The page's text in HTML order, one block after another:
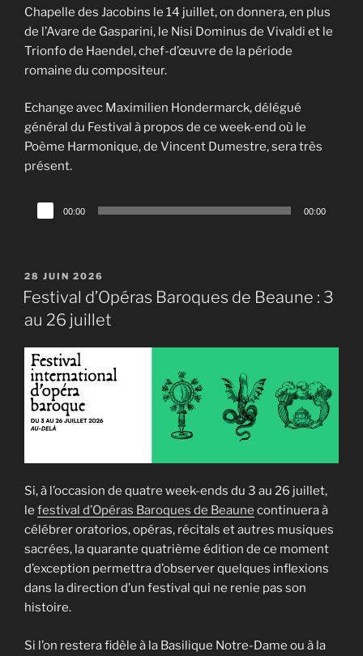
Chapelle des Jacobins le 14 juillet, on donnera, en plus
de l’Avare de Gasparini, le Nisi Dominus de Vivaldi et le
Trionfo de Haendel, chef-d’œuvre de la période
romaine du compositeur.
Echange avec Maximilien Hondermarck, délégué
général du Festival à propos de ce week-end où le
Poème Harmonique, de Vincent Dumestre, sera très
présent.
Lecteur
audio
00:00 00:00
PUBLIÉ
LE
28 JUIN 2026
Festival d’Opéras Baroques de Beaune : 3
au 26 juillet
Si, à l’occasion de quatre week-ends du 3 au 26 juillet,
le festival d’Opéras Baroques de Beaune continuera à
célébrer oratorios, opéras, récitals et autres musiques
sacrées, la quarante quatrième édition de ce moment
d’exception permettra d’observer quelques inflexions
dans la direction d’un festival qui ne renie pas son
histoire.
Si l’on restera fidèle à la Basilique Notre-Dame ou à la